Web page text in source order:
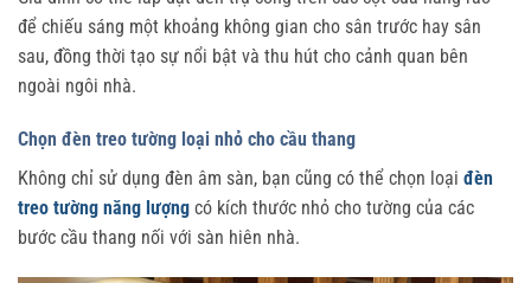
để chiếu sáng một khoảng không gian cho sân trước hay sân
sau, đồng thời tạo sự nổi bật và thu hút cho cảnh quan bên
ngoài ngôi nhà.
Chọn đèn treo tường loại nhỏ cho cầu thang
Không chỉ sử dụng đèn âm sàn, bạn cũng có thể chọn loại đèn
treo tường năng lượng có kích thước nhỏ cho tường của các
bước cầu thang nối với sàn hiên nhà.